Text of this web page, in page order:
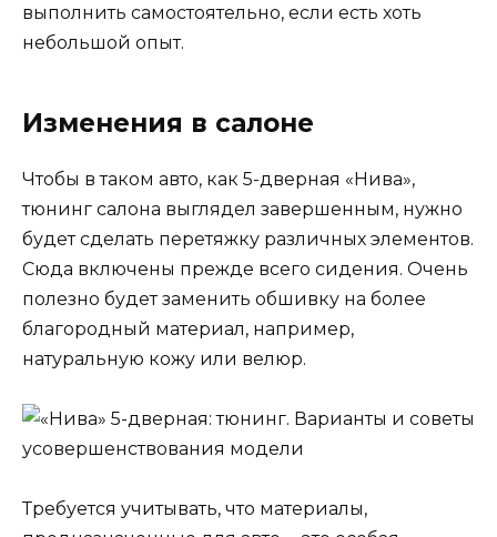
выполнить самостоятельно, если есть хоть
небольшой опыт.
Изменения в салоне
Чтобы в таком авто, как 5-дверная «Нива»,
тюнинг салона выглядел завершенным, нужно
будет сделать перетяжку различных элементов.
Сюда включены прежде всего сидения. Очень
полезно будет заменить обшивку на более
благородный материал, например,
натуральную кожу или велюр.
Требуется учитывать, что материалы,